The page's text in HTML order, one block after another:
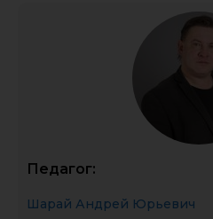
Педагог:
Шарай Андрей Юрьевич